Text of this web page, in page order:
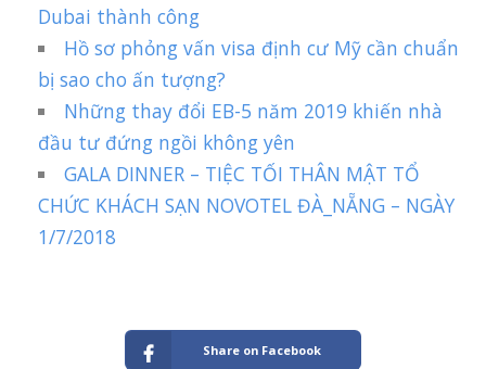
Dubai thành công
Hồ sơ phỏng vấn visa định cư Mỹ cần chuẩn
bị sao cho ấn tượng?
Những thay đổi EB-5 năm 2019 khiến nhà
đầu tư đứng ngồi không yên
GALA DINNER – TIỆC TỐI THÂN MẬT TỔ
CHỨC KHÁCH SẠN NOVOTEL ĐÀ_NẴNG – NGÀY
1/7/2018
Share on Facebook